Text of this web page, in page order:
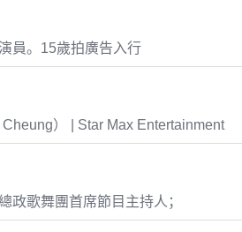
員。15歲拍廣告入行
） | Star Max Entertainment
政歌舞團首席節目主持人；